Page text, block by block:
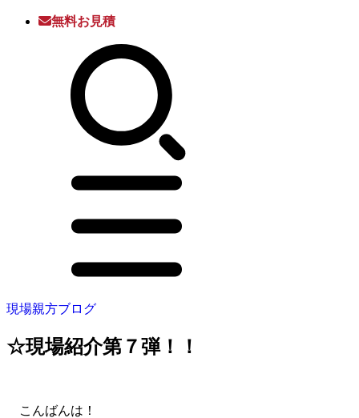
無料お見積
現場親方ブログ
☆現場紹介第７弾！！
こんばんは！